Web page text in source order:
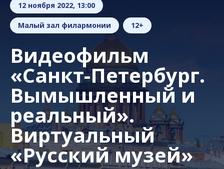
12 ноября 2022, 13:00
Малый зал филармонии 12+
Видеофильм
«Санкт-Петербург.
Вымышленный и
реальный».
Виртуальный
«Русский музей»